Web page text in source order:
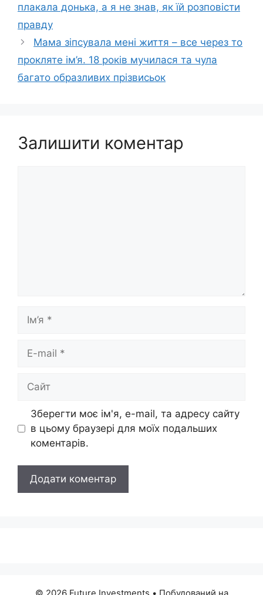
плакала донька, а я не знав, як їй розповісти
правду
Мама зіпсувала мені життя – все через то
прокляте ім’я. 18 років мучилася та чула
багато образливих прізвисьок
Залишити коментар
mail
Зберегти моє ім'я, e-mail, та адресу сайту
в цьому браузері для моїх подальших
коментарів.